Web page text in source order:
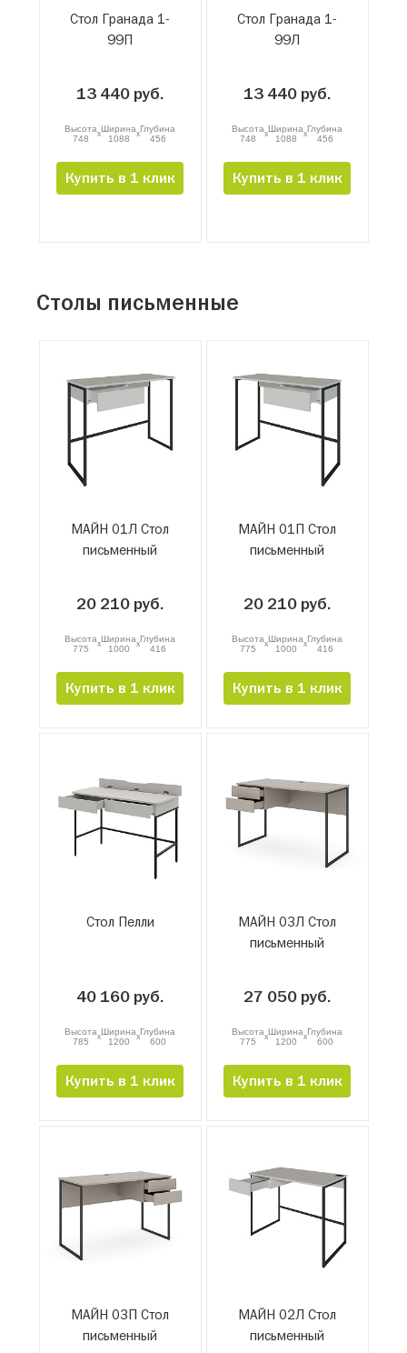
Стол Гранада 1-
99П
13 440 руб.
Высота
748
xШирина
1088
xГлубина
456
Купить в 1 клик
Стол Гранада 1-
99Л
13 440 руб.
Высота
748
xШирина
1088
xГлубина
456
Купить в 1 клик
Столы письменные
МАЙН 01Л Стол
письменный
20 210 руб.
Высота
775
xШирина
1000
xГлубина
416
Купить в 1 клик
МАЙН 01П Стол
письменный
20 210 руб.
Высота
775
xШирина
1000
xГлубина
416
Купить в 1 клик
Стол Пелли
40 160 руб.
Высота
785
xШирина
1200
xГлубина
600
Купить в 1 клик
МАЙН 03Л Стол
письменный
27 050 руб.
Высота
775
xШирина
1200
xГлубина
600
Купить в 1 клик
МАЙН 03П Стол
письменный
МАЙН 02Л Стол
письменный